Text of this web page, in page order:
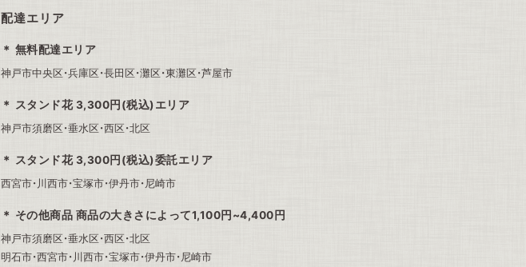
配達エリア
無料配達エリア
神戸市中央区・兵庫区・長田区・灘区・東灘区・芦屋市
スタンド花 3,300円(税込)エリア
神戸市須磨区・垂水区・西区・北区
スタンド花 3,300円(税込)委託エリア
西宮市・川西市・宝塚市・伊丹市・尼崎市
その他商品 商品の大きさによって1,100円~4,400円
神戸市須磨区・垂水区・西区・北区
明石市・西宮市・川西市・宝塚市・伊丹市・尼崎市